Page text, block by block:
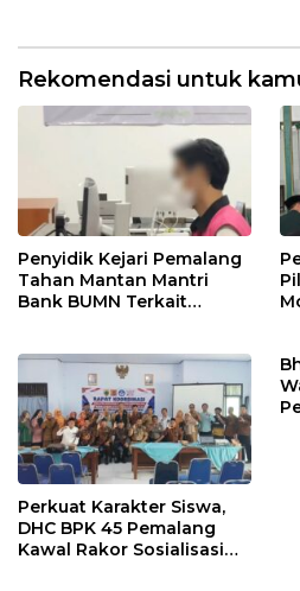
Rekomendasi untuk
Penyidik Kejari Pemalang
Tahan Mantan Mantri
Bank BUMN Terkait
Perkuat Karakter Siswa,
DHC BPK 45 Pemalang
Kawal Rakor Sosialisasi